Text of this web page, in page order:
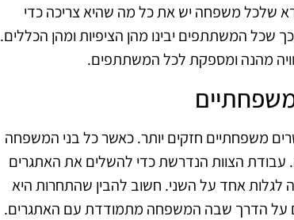
שלכל משפחה יש את כל מה שהיא צריכה כדי
שכל המשתתפים יבינו מהן הציפיות ומהן הכללים.
מהנה ומספקת לכל המשתתפים.
משפחתיים חזקים יותר. כאשר כל בני המשפחה
עבודת הצוות הנדרשת כדי להשלים את האתגרים
לגלות אחד על השני. חשוב להבין שהתחרות היא
על הדרך שבה המשפחה מתמודדת עם האתגרים.